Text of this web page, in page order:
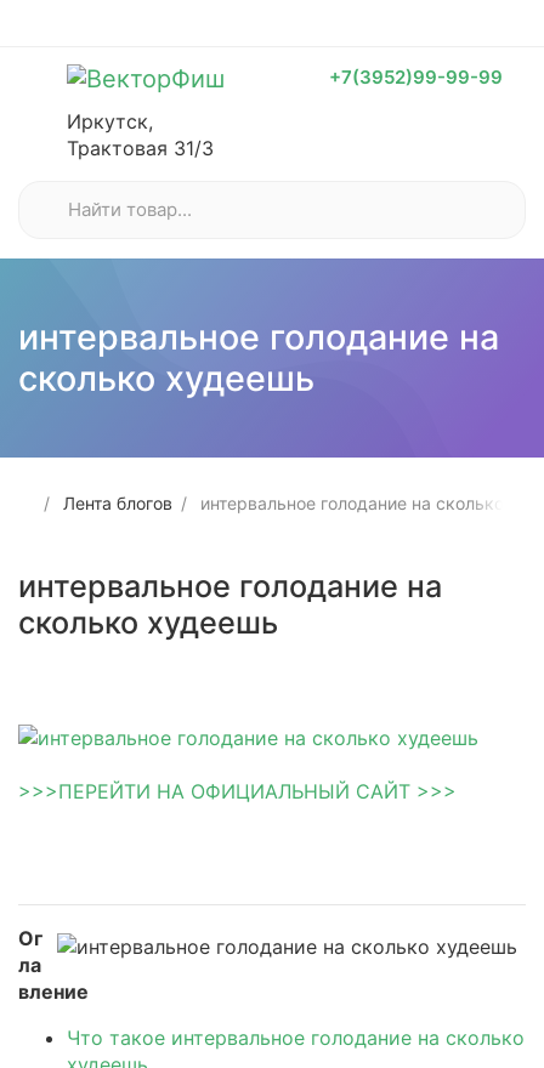
+7(3952)99-99-99
Иркутск,
Трактовая 31/3
интервальное голодание на
сколько худеешь
Лента блогов интервальное голодание на сколько
интервальное голодание на
сколько худеешь
>>>ПЕРЕЙТИ НА ОФИЦИАЛЬНЫЙ САЙТ >>>
Ог
ла
вление
Что такое интервальное голодание на сколько